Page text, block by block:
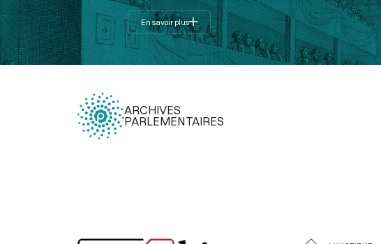
En savoir plus
ARCHIVES
PARLEMENTAIRES